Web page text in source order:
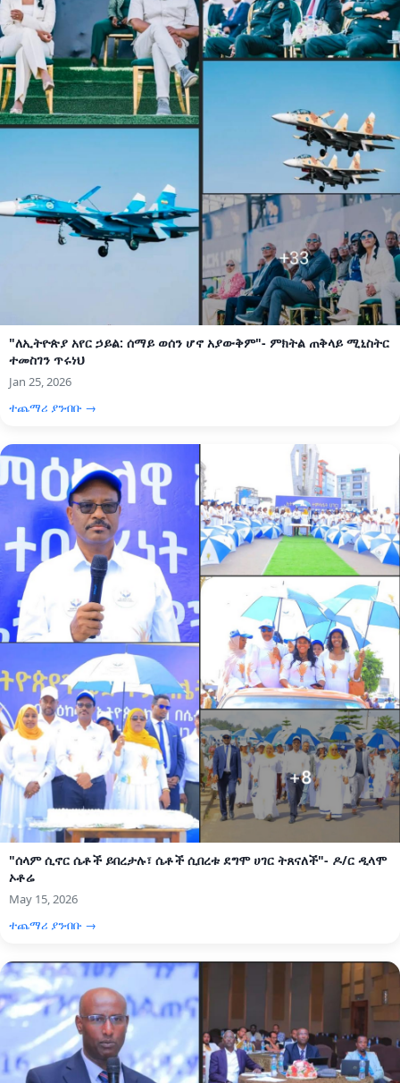
"ለኢትዮጵያ አየር ኃይል: ሰማይ ወሰን ሆኖ አያውቅም"- ምክትል ጠቅላይ ሚኒስትር
ተመስገን ጥሩነህ
Jan 25, 2026
ተጨማሪ ያንብቡ →
"ሰላም ሲኖር ሴቶች ይበረታሉ፣ ሴቶች ሲበረቱ ደግሞ ሀገር ትጸናለች"- ዶ/ር ዲላሞ
ኦቶሬ
May 15, 2026
ተጨማሪ ያንብቡ →